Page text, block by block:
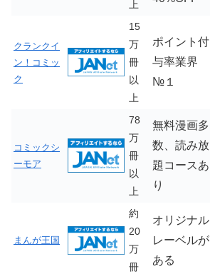
上
クランクイ
ン！コミッ
ク
15
万
冊
以
上
ポイント付
与率業界
№１
コミックシ
ーモア
78
万
冊
以
上
無料漫画多
数、読み放
題コースあ
り
まんが王国
約
20
万
冊
オリジナル
レーベルが
ある